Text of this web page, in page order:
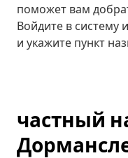
поможет вам
Войдите в систему
и укажите пункт
частный